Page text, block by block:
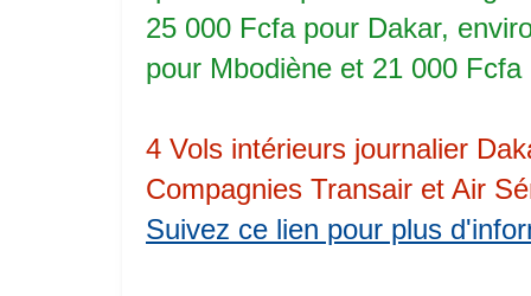
25 000 Fcfa pour Dakar,
pour Mbodiène et 21 000 Fcfa
4 Vols intérieurs journalier
Compagnies Transair et Air
Suivez ce lien pour plus